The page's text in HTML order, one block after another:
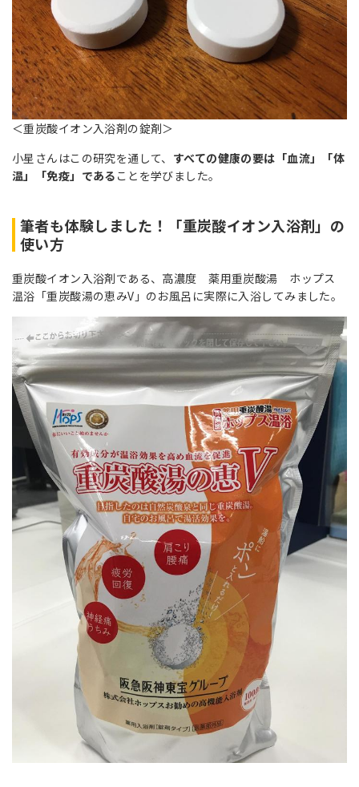
＜重炭酸イオン入浴剤の錠剤＞
小星さんはこの研究を通して、 すべての健康の要は「血流」「体
温」「免疫」である ことを学びました。
筆者も体験しました！「重炭酸イオン入浴剤」の
使い方
重炭酸イオン入浴剤である、高濃度 薬用重炭酸湯 ホップス
温浴「重炭酸湯の恵みV」のお風呂に実際に入浴してみました。